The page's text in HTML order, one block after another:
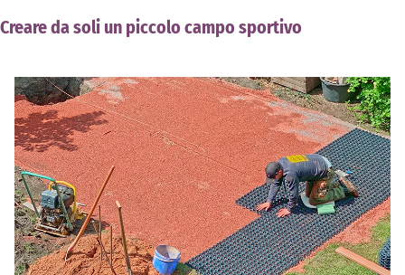
Creare da soli un piccolo campo sportivo